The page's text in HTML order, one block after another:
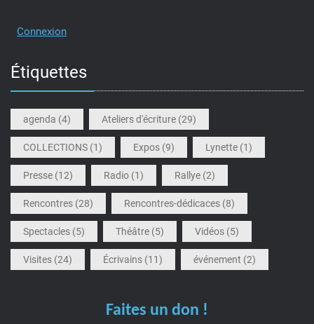
Connexion
Étiquettes
agenda (4) Ateliers d'écriture (29)
COLLECTIONS (1) Expos (9) Lynette (1)
Presse (12) Radio (1) Rallye (2)
Rencontres (28) Rencontres-dédicaces (8)
Spectacles (5) Théâtre (5) Vidéos (5)
Visites (24) Écrivains (11) événement (2)
Faites un don !